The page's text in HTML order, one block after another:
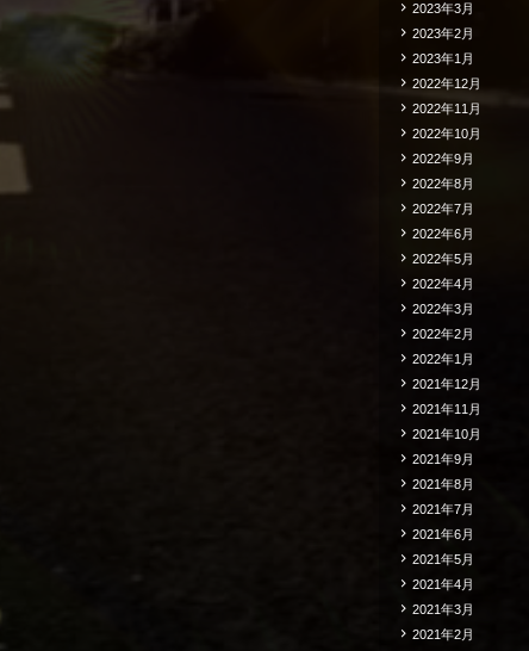
2023年3月
2023年2月
2023年1月
2022年12月
2022年11月
2022年10月
2022年9月
2022年8月
2022年7月
2022年6月
2022年5月
2022年4月
2022年3月
2022年2月
2022年1月
2021年12月
2021年11月
2021年10月
2021年9月
2021年8月
2021年7月
2021年6月
2021年5月
2021年4月
2021年3月
2021年2月